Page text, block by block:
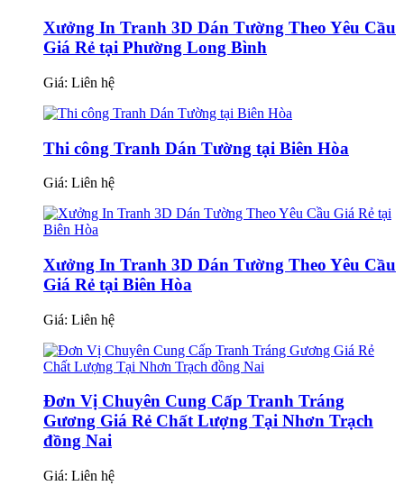
Xưởng In Tranh 3D Dán Tường Theo Yêu Cầu
Giá Rẻ tại Phường Long Bình
Giá: Liên hệ
Thi công Tranh Dán Tường tại Biên Hòa
Giá: Liên hệ
Xưởng In Tranh 3D Dán Tường Theo Yêu Cầu
Giá Rẻ tại Biên Hòa
Giá: Liên hệ
Đơn Vị Chuyên Cung Cấp Tranh Tráng
Gương Giá Rẻ Chất Lượng Tại Nhơn Trạch
đồng Nai
Giá: Liên hệ